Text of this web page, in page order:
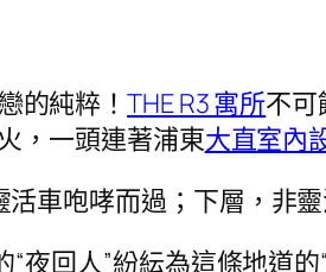
的純粹！THE R3 寓所不可
，一頭連著浦東大直室內
車咆哮而過；下層，非
夜回人”紛紜為這條地道的